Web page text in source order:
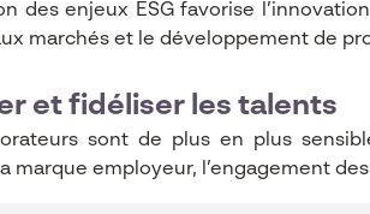
des enjeux ESG favorise
marchés et le développement de
et fidéliser les talents
sont de plus en plus
marque employeur, l’engagement